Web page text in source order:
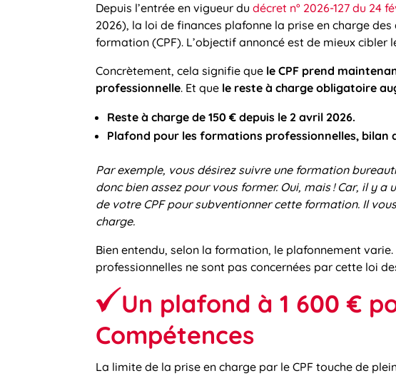
Depuis l’entrée en vigueur dudécret n° 2026-127 du 24
2026), la loi de finances plafonne la prise en charge
formation (CPF). L’objectif annoncé est de mieux
Concrètement, cela signifie que le CPF prend
professionnelle. Et que le reste à charge obligatoire
Reste à charge de 150 € depuis le 2 avril 2026.
Plafond pour les formations professionnelles, bilan
Par exemple, vous désirez suivre une formation
donc bien assez pour vous former. Oui, mais ! Car, il y
de votre CPF pour subventionner cette formation. Il
charge.
Bien entendu, selon la formation, le plafonnement
professionnelles ne sont pas concernées par cette loi
Un plafond à 1 600 €
Compétences
La limite de la prise en charge par le CPF touche de